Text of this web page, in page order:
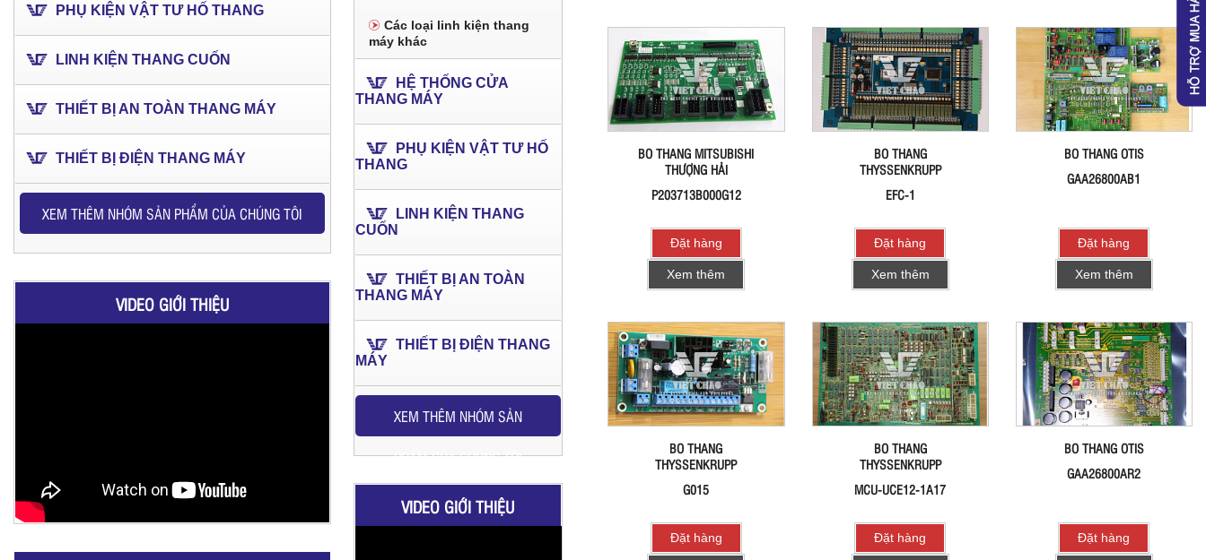
PHỤ KIỆN VẬT TƯ HỐ THANG
LINH KIỆN THANG CUỐN
THIẾT BỊ AN TOÀN THANG MÁY
THIẾT BỊ ĐIỆN THANG MÁY
XEM THÊM NHÓM SẢN PHẨM CỦA CHÚNG TÔI
VIDEO GIỚI THIỆU
Các loại linh kiện thang
máy khác
HỆ THỐNG CỬA
THANG MÁY
PHỤ KIỆN VẬT TƯ HỐ
THANG
LINH KIỆN THANG
CUỐN
THIẾT BỊ AN TOÀN
THANG MÁY
THIẾT BỊ ĐIỆN THANG
MÁY
XEM THÊM NHÓM SẢN
PHẨM CỦA CHÚNG TÔI
VIDEO GIỚI THIỆU
BO THANG MITSUBISHI
THƯỢNG HẢI
P203713B000G12
Đặt hàng
Xem thêm
BO THANG
THYSSENKRUPP
EFC-1
Đặt hàng
Xem thêm
BO THANG OTIS
GAA26800AB1
Đặt hàng
Xem thêm
BO THANG
THYSSENKRUPP
G015
Đặt hàng
BO THANG
THYSSENKRUPP
MCU-UCE12-1A17
Đặt hàng
BO THANG OTIS
GAA26800AR2
Đặt hàng